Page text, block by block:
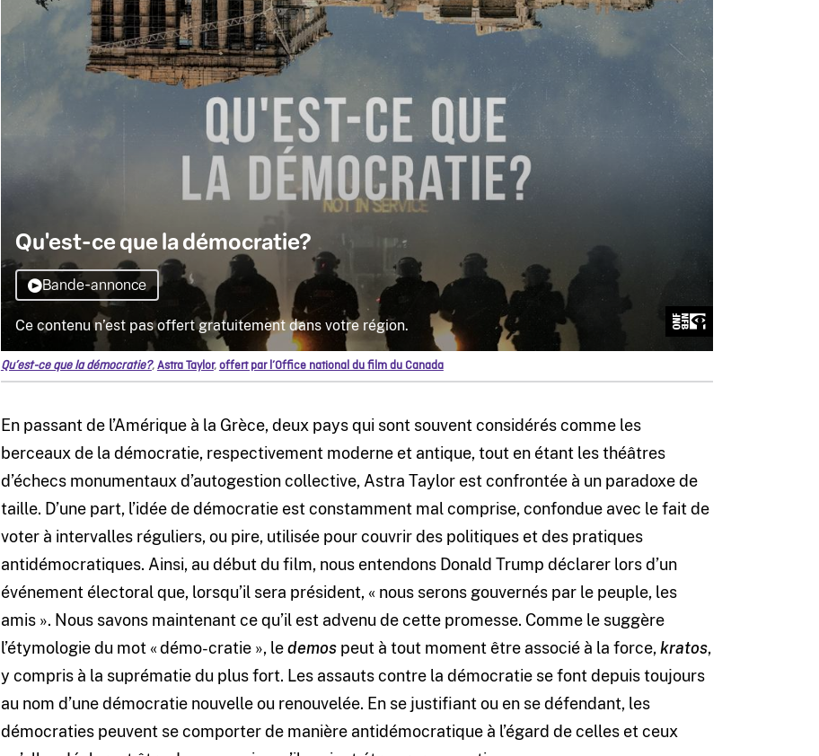
Qu’est-ce que la démocratie?,Astra Taylor,offert par l’Office national du film du Canada
En passant de l’Amérique à la Grèce, deux pays qui sont souvent considérés comme les
berceaux de la démocratie, respectivement moderne et antique, tout en étant les théâtres
d’échecs monumentaux d’autogestion collective, Astra Taylor est confrontée à un paradoxe de
taille. D’une part, l’idée de démocratie est constamment mal comprise, confondue avec le fait de
voter à intervalles réguliers, ou pire, utilisée pour couvrir des politiques et des pratiques
antidémocratiques. Ainsi, au début du film, nous entendons Donald Trump déclarer lors d’un
événement électoral que, lorsqu’il sera président, « nous serons gouvernés par le peuple, les
amis ». Nous savons maintenant ce qu’il est advenu de cette promesse. Comme le suggère
l’étymologie du mot « démo-cratie », ledemos peut à tout moment être associé à la force,kratos,
y compris à la suprématie du plus fort. Les assauts contre la démocratie se font depuis toujours
au nom d’une démocratie nouvelle ou renouvelée. En se justifiant ou en se défendant, les
démocraties peuvent se comporter de manière antidémocratique à l’égard de celles et ceux